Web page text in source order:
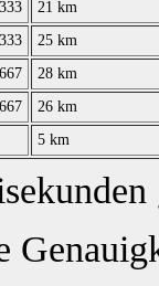
21 km
25 km
28 km
26 km
5 km